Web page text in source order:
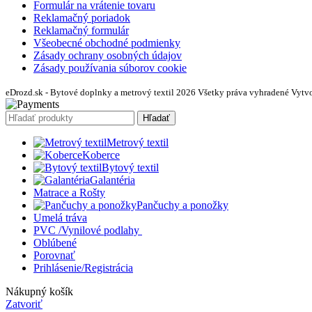
Formulár na vrátenie tovaru
Reklamačný poriadok
Reklamačný formulár
Všeobecné obchodné podmienky
Zásady ochrany osobných údajov
Zásady používania súborov cookie
eDrozd.sk - Bytové doplnky a metrový textil 2026 Všetky práva vyhradené
Hľadať
Metrový textil
Koberce
Bytový textil
Galantéria
Matrace a Rošty
Pančuchy a ponožky
Umelá tráva
PVC /Vynilové podlahy
Oblúbené
Porovnať
Prihlásenie/Registrácia
Nákupný košík
Zatvoriť